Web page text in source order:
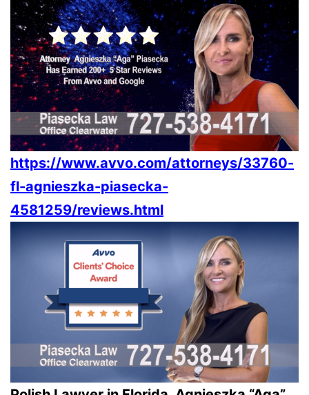
https://www.avvo.com/attorneys/33760-
fl-agnieszka-piasecka-
4581259/reviews.html